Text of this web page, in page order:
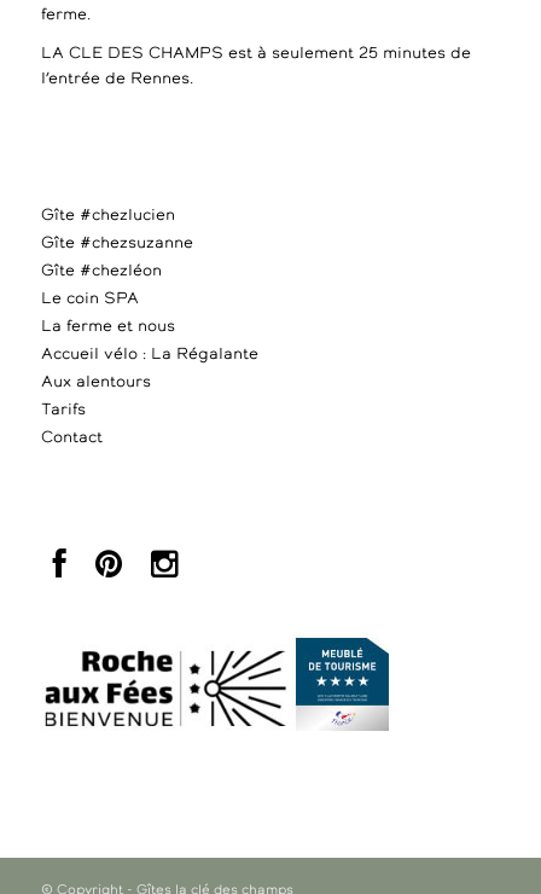
ferme.
LA CLE DES CHAMPS est à seulement 25 minutes de
l’entrée de Rennes.
Gîte #chezlucien
Gîte #chezsuzanne
Gîte #chezléon
Le coin SPA
La ferme et nous
Accueil vélo : La Régalante
Aux alentours
Tarifs
Contact
© Copyright - Gîtes la clé des champs